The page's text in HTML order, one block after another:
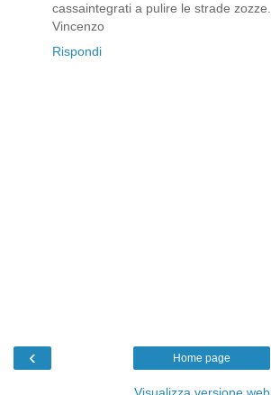
cassaintegrati a pulire le strade zozze.
Vincenzo
Rispondi
‹ Home page